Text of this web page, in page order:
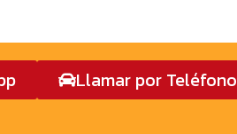
Llamar por Teléfono